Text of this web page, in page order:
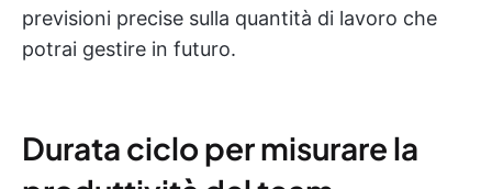
previsioni precise sulla quantità di lavoro che
potrai gestire in futuro.
Durata ciclo per misurare la